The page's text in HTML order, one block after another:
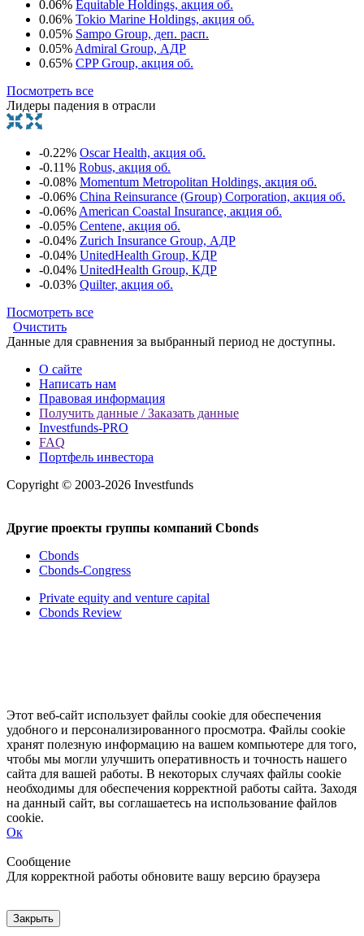
0.06% Equitable Holdings, акция об.
0.06% Tokio Marine Holdings, акция об.
0.05% Sampo Group, деп. расп.
0.05% Admiral Group, АДР
0.65% CPP Group, акция об.
Посмотреть все
Лидеры падения в отрасли
-0.22% Oscar Health, акция об.
-0.11% Robus, акция об.
-0.08% Momentum Metropolitan Holdings, акция об.
-0.06% China Reinsurance (Group) Corporation, акция об.
-0.06% American Coastal Insurance, акция об.
-0.05% Centene, акция об.
-0.04% Zurich Insurance Group, АДР
-0.04% UnitedHealth Group, КДР
-0.04% UnitedHealth Group, КДР
-0.03% Quilter, акция об.
Посмотреть все
Очистить
Данные для сравнения за выбранный период не доступны.
О сайте
Написать нам
Правовая информация
Получить данные / Заказать данные
Investfunds-PRO
FAQ
Портфель инвестора
Copyright © 2003-2026 Investfunds
Другие проекты группы компаний Cbonds
Cbonds
Cbonds-Congress
Private equity and venture capital
Cbonds Review
Этот веб-сайт использует файлы cookie для обеспечения
удобного и персонализированного просмотра. Файлы cookie
хранят полезную информацию на вашем компьютере для того,
чтобы мы могли улучшить оперативность и точность нашего
сайта для вашей работы. В некоторых случаях файлы cookie
необходимы для обеспечения корректной работы сайта. Заходя
на данный сайт, вы соглашаетесь на использование файлов
cookie.
Ок
Сообщение
Для корректной работы обновите вашу версию браузера
Закрыть